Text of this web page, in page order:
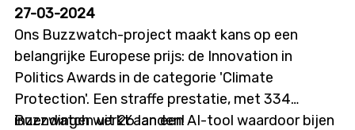
Een sessie duurt ongeveer twee uur.
Help jij met ons onderzoek? Dat zou heel fijn. Je
bent van harte welkom! Van harte, haha, heb je
‘m?
27-03-2024
Ons Buzzwatch-project maakt kans op een
belangrijke Europese prijs: de Innovation in
Politics Awards in de categorie 'Climate
Protection'. Een straffe prestatie, met 334
inzendingen uit 26 landen!
Buzzwatch werkt aan een AI-tool waardoor bijen